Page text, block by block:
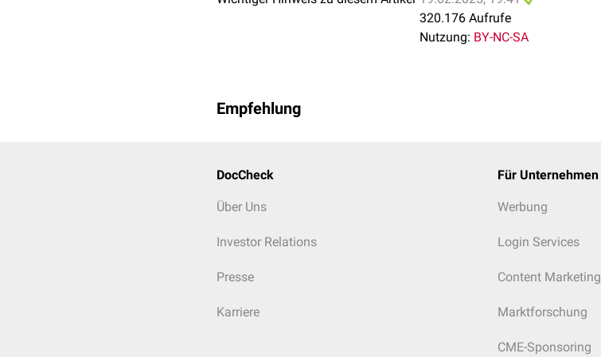
320.176 Aufrufe
Nutzung: BY-NC-SA
Empfehlung
DocCheck
Über Uns
Investor Relations
Presse
Karriere
Für Unternehmen
Werbung
Login Services
Content Marketing
Marktforschung
CME-Sponsoring